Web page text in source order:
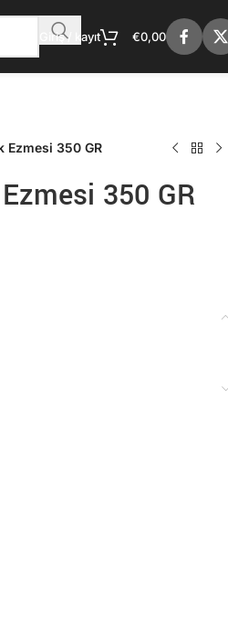
Giriş / kayıt €0,00
Ezmesi 350 GR
350 GR